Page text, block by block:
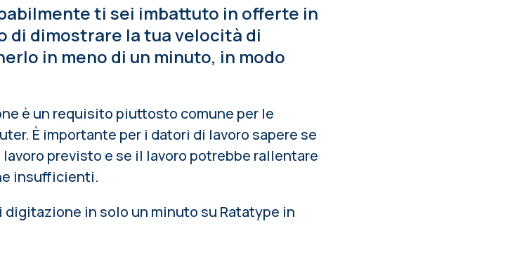
ti sei imbattuto in offerte in
di dimostrare la tua velocità di
in meno di un minuto, in modo
è un requisito piuttosto comune per le
. È importante per i datori di lavoro sapere se
previsto e se il lavoro potrebbe rallentare
insufficienti.
in solo un minuto su Ratatype in